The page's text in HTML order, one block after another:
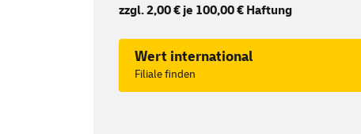
zzgl. 2,00 € je 100,00 € Haftung
Wert international
Filiale finden